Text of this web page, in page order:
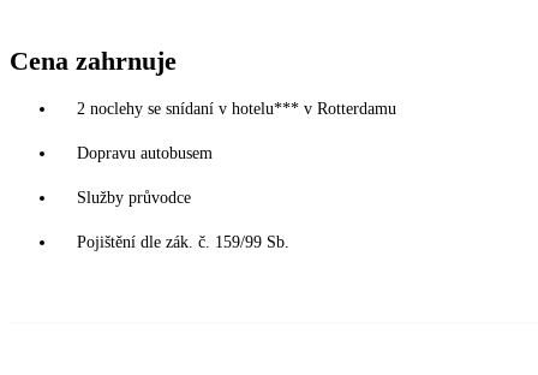
Cena zahrnuje
2 noclehy se snídaní v hotelu*** v Rotterdamu
Dopravu autobusem
Služby průvodce
Pojištění dle zák. č. 159/99 Sb.